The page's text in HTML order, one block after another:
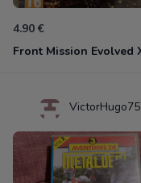
4.90 €
VictorHugo75